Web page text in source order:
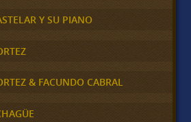
Y SU PIANO
& FACUNDO CABRAL